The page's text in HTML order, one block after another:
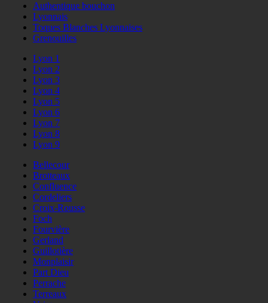
Authentique bouchon
Lyonnais
Toques Blanches Lyonnaises
Grenouilles
Lyon 1
Lyon 2
Lyon 3
Lyon 4
Lyon 5
Lyon 6
Lyon 7
Lyon 8
Lyon 9
Bellecour
Brotteaux
Confluence
Cordeliers
Croix-Rousse
Foch
Fourvière
Gerland
Guillotière
Monplaisir
Part Dieu
Perrache
Terreaux